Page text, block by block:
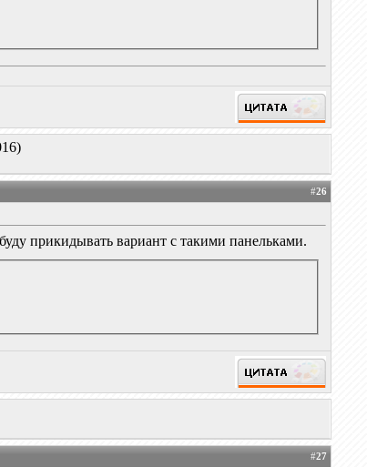
#26
прикидывать вариант с такими панельками.
#27